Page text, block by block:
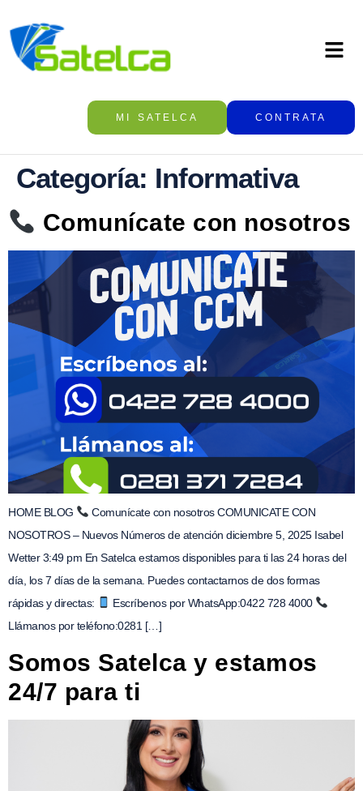
MI SATELCA CONTRATA
Categoría: Informativa
Comunícate con nosotros
HOME BLOG
Comunícate con nosotros COMUNICATE CON
NOSOTROS – Nuevos Números de atención diciembre 5, 2025 Isabel
Wetter 3:49 pm En Satelca estamos disponibles para ti las 24 horas del
día, los 7 días de la semana. Puedes contactarnos de dos formas
rápidas y directas:
Escríbenos por WhatsApp:0422 728 4000
Llámanos por teléfono:0281 […]
Somos Satelca y estamos
24/7 para ti